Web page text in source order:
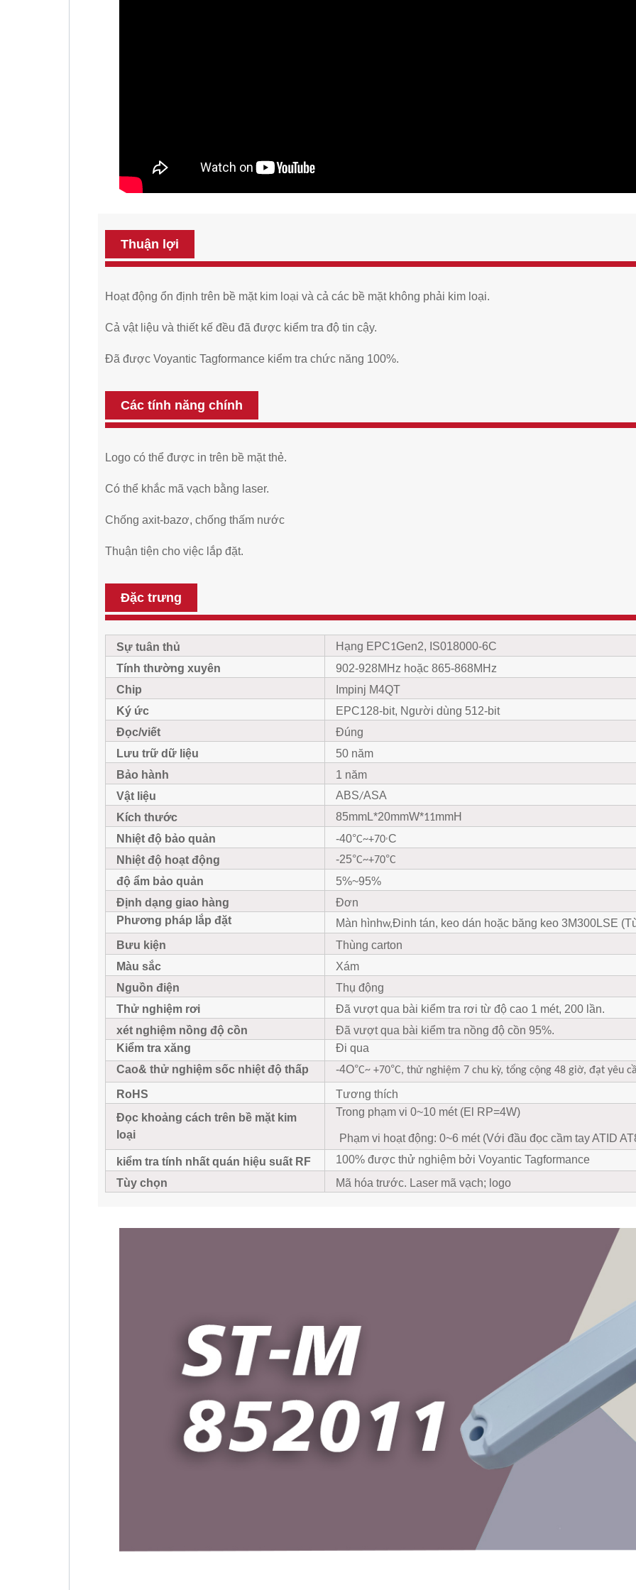
Thuận lợi
Hoạt động ổn định trên bề mặt kim loại và cả các bề mặt không phải kim loại.
Cả vật liệu và thiết kế đều đã được kiểm tra độ tin cậy.
Đã được Voyantic Tagformance kiểm tra chức năng 100%.
Các tính năng chính
Logo có thể được in trên bề mặt thẻ.
Có thể khắc mã vạch bằng laser.
Chống axit-bazơ, chống thấm nước
Thuận tiện cho việc lắp đặt.
Đặc trưng
Sự tuân thủ Hạng EPC1Gen2, IS018000-6C
Tính thường xuyên
902-928MHz hoặc 865-868MHz
Chip
Impinj M4QT
Ký ức
EPC128-bit, Người dùng 512-bit
Đọc/viết
Đúng
Lưu trữ dữ liệu
50 năm
Bảo hành
1 năm
Vật liệu
ABS/ASA
Kích thước
85mmL*20mmW*11mmH
Nhiệt độ bảo quản
-40°C~+70 C
Nhiệt độ hoạt động
-25°C~+70°C
độ ẩm bảo quản
5%~95%
Định dạng giao hàng
Đơn
Phương pháp lắp đặt
Màn hìnhw,Đinh tán, keo dán hoặc băng keo 3M300LSE
Bưu kiện
Thùng carton
Màu sắc
Xám
Nguồn điện
Thụ động
Thử nghiệm rơi
Đã vượt qua bài kiểm tra rơi từ độ cao 1 mét, 200 lần.
xét nghiệm nồng độ cồn
Đã vượt qua bài kiểm tra nồng độ cồn 95%.
Kiểm tra xăng
Đi qua
Cao& thử nghiệm sốc nhiệt độ thấp -4O°C~ +70°C, thử nghiệm 7 chu kỳ, tổng cộng 48 giờ, đạt yêu
RoHS
Tương thích
Đọc khoảng cách trên bề mặt kim
loại
Trong phạm vi 0~10 mét (El RP=4W)
Phạm vi hoạt động: 0~6 mét (Với đầu đọc cầm tay ATID
kiểm tra tính nhất quán hiệu suất RF
100% được thử nghiệm bởi Voyantic Tagformance
Tùy chọn
Mã hóa trước. Laser mã vạch; logo